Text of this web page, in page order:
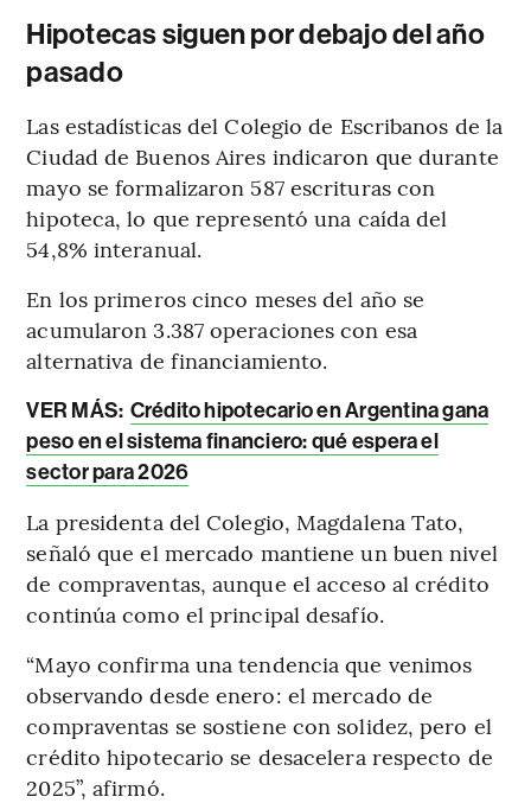
Hipotecas siguen por debajo del año
pasado
Las estadísticas del Colegio de Escribanos de la
Ciudad de Buenos Aires indicaron que durante
mayo se formalizaron 587 escrituras con
hipoteca, lo que representó una caída del
54,8% interanual.
En los primeros cinco meses del año se
acumularon 3.387 operaciones con esa
alternativa de financiamiento.
VER MÁS: Crédito hipotecario en Argentina gana
peso en el sistema financiero: qué espera el
sector para 2026
La presidenta del Colegio, Magdalena Tato,
señaló que el mercado mantiene un buen nivel
de compraventas, aunque el acceso al crédito
continúa como el principal desafío.
“Mayo confirma una tendencia que venimos
observando desde enero: el mercado de
compraventas se sostiene con solidez, pero el
crédito hipotecario se desacelera respecto de
2025”, afirmó.